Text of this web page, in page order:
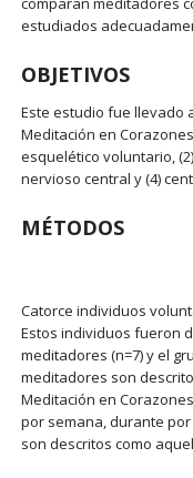
estudiados
OBJETIVOS
Este estudio fue llevado
Meditación en
esquelético voluntario,
nervioso central y (4)
MÉTODOS
Catorce individuos
Estos individuos fueron
meditadores (n=7) y el
meditadores son
Meditación en
por semana, durante
son descritos como